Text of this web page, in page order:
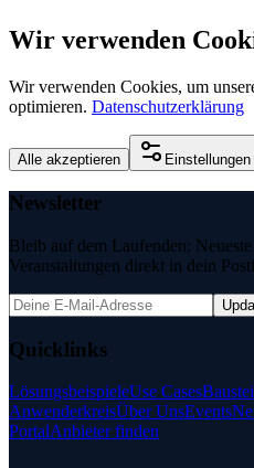
Wir verwenden
Wir verwenden Cookies, um
optimieren. Datenschutzerklärung
Alle akzeptieren
Newsletter
Bleib auf dem Laufenden:
Veranstaltungen direkt in dein
Quicklinks
LösungsbeispieleUse Cases
AnwenderkreisÜber UnsEvents
PortalAnbieter finden